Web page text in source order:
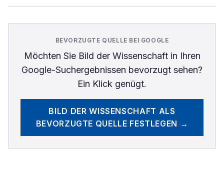
BEVORZUGTE QUELLE BEI GOOGLE
Möchten Sie Bild der Wissenschaftin Ihren
Google-Suchergebnissen bevorzugt sehen?
Ein Klick genügt.
BILD DER WISSENSCHAFT ALS
BEVORZUGTE QUELLE FESTLEGEN →